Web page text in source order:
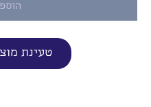
טעינת